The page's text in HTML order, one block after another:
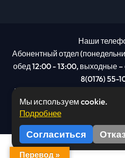
Наши
Абонентный отдел
обед 12:00 - 13:00, выходные –
8(0176) 55-
Рекламный отдел
обед 12:00 - 13:00, выходные
8(0176): 54 95 80, МТС
Мы используем cookie.
Подробнее
Согласиться
Перевод »